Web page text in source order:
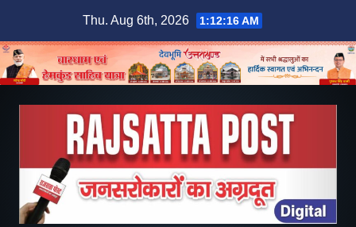
content
Thu. Aug 6th, 2026 1:12:18 AM